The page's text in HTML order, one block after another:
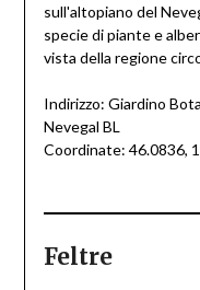
sull'altopiano del
specie di piante e
vista della regione
Indirizzo: Giardino
Nevegal BL
Coordinate: 46.0836,
Feltre